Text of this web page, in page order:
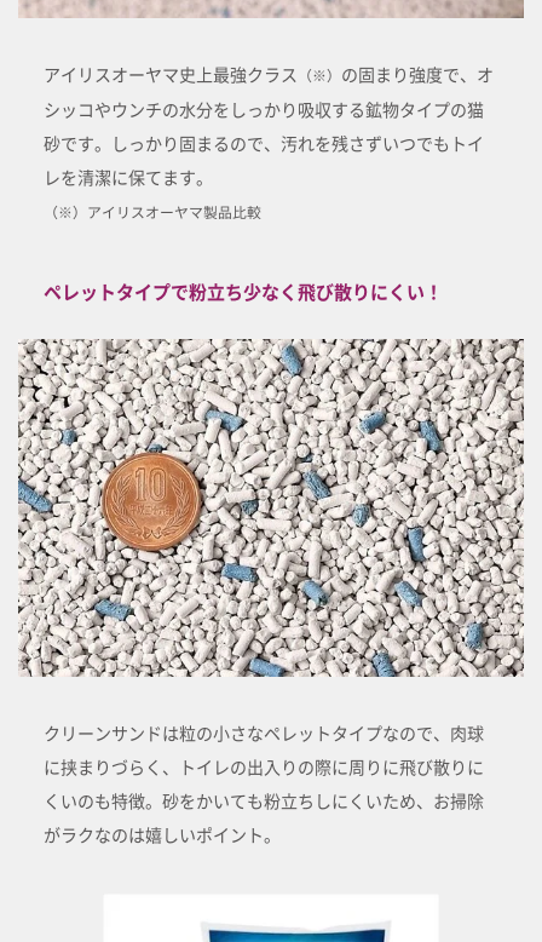
アイリスオーヤマ史上最強クラス （※） の固まり強度で、オ
シッコやウンチの水分をしっかり吸収する鉱物タイプの猫
砂です。しっかり固まるので、汚れを残さずいつでもトイ
レを清潔に保てます。
（※）アイリスオーヤマ製品比較
ペレットタイプで粉立ち少なく飛び散りにくい！
クリーンサンドは粒の小さなペレットタイプなので、肉球
に挟まりづらく、トイレの出入りの際に周りに飛び散りに
くいのも特徴。砂をかいても粉立ちしにくいため、お掃除
がラクなのは嬉しいポイント。